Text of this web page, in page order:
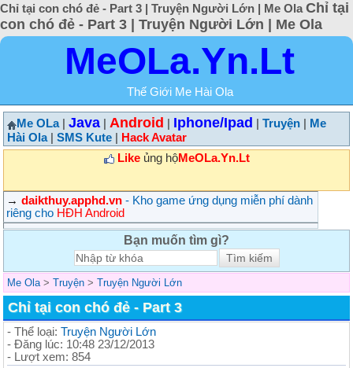
Chỉ tại con chó đẻ - Part 3 | Truyện Người Lớn | Me Ola Chỉ tại
con chó đẻ - Part 3 | Truyện Người Lớn | Me Ola
MeOLa.Yn.Lt
Thế Giới Me Hài Ola
Me OLa| Java Android Iphone/Ipad Truyện
Me
Hài Ola| SMS Kute
Hack Avatar
Likeủng hộMeOLa.Yn.Lt
→ daikthuy.apphd.vn - Kho game ứng dụng miễn phí dành
riêng cho HĐH Android
Bạn muốn tìm gì?
Me Ola > Truyện > Truyện Người Lớn
Chỉ tại con chó đẻ - Part 3
- Thể loại: Truyện Người Lớn
- Đăng lúc: 10:48 23/12/2013
- Lượt xem: 854